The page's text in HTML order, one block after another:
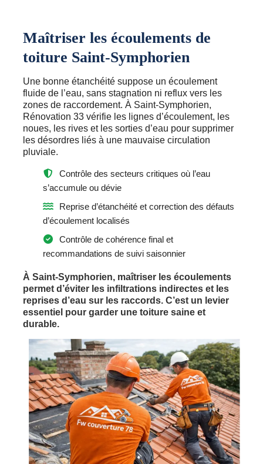
Maîtriser les écoulements de
toiture Saint-Symphorien
Une bonne étanchéité suppose un écoulement
fluide de l’eau, sans stagnation ni reflux vers les
zones de raccordement. À Saint-Symphorien,
Rénovation 33 vérifie les lignes d’écoulement, les
noues, les rives et les sorties d’eau pour supprimer
les désordres liés à une mauvaise circulation
pluviale.
Contrôle des secteurs critiques où l’eau
s’accumule ou dévie
Reprise d’étanchéité et correction des défauts
d’écoulement localisés
Contrôle de cohérence final et
recommandations de suivi saisonnier
À Saint-Symphorien, maîtriser les écoulements
permet d’éviter les infiltrations indirectes et les
reprises d’eau sur les raccords. C’est un levier
essentiel pour garder une toiture saine et
durable.